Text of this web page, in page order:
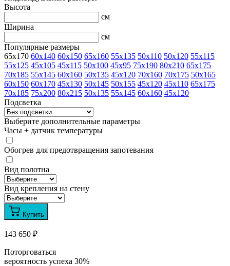
Высота
см
Ширина
см
Популярные размеры
65x170 60x140 60x150 65x160 55x135 50x110 50x120 55x115
55x125 45x105 45x115 50x100 45x95 75x190 80x210 65x175
70x185 55x145 60x160 50x135 45x120 70x160 70x175 50x165
60x150 60x170 45x130 50x145 50x155 45x120 45x110 65x175
70x185 75x200 80x215 50x135 55x145 60x160 45x120
Подсветка
Выберите дополнительные параметры
Часы + датчик температуры
Обогрев для предотвращения запотевания
Вид полотна
Вид крепления на стену
Купить
143 650 ₽
Поторговаться
вероятность успеха 30%